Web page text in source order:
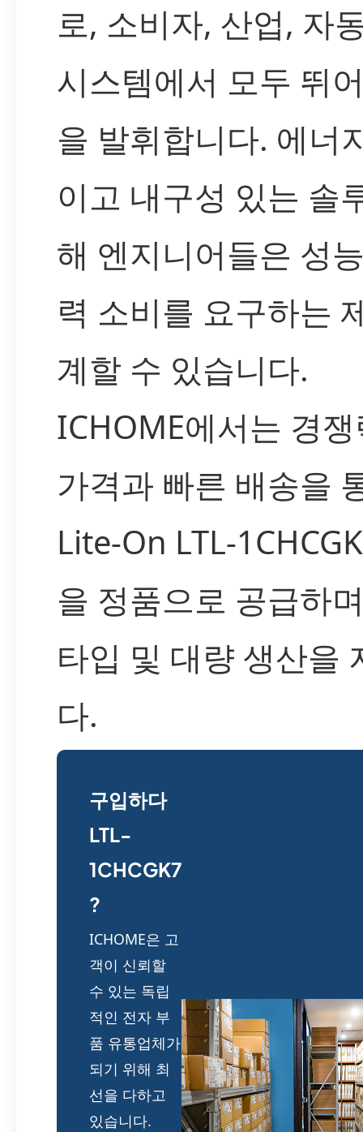
로, 소비자, 산업, 자
시스템에서 모두 뛰
을 발휘합니다. 에너
이고 내구성 있는 솔
해 엔지니어들은 성
력 소비를 요구하는
계할 수 있습니다.
ICHOME에서는 경
가격과 빠른 배송을
Lite-On LTL-
을 정품으로 공급하
타입 및 대량 생산을
다.
구입하다
LTL-
1CHCGK7
?
ICHOME은 고
객이 신뢰할
수 있는 독립
적인 전자 부
품 유통업체가
되기 위해 최
선을 다하고
있습니다.